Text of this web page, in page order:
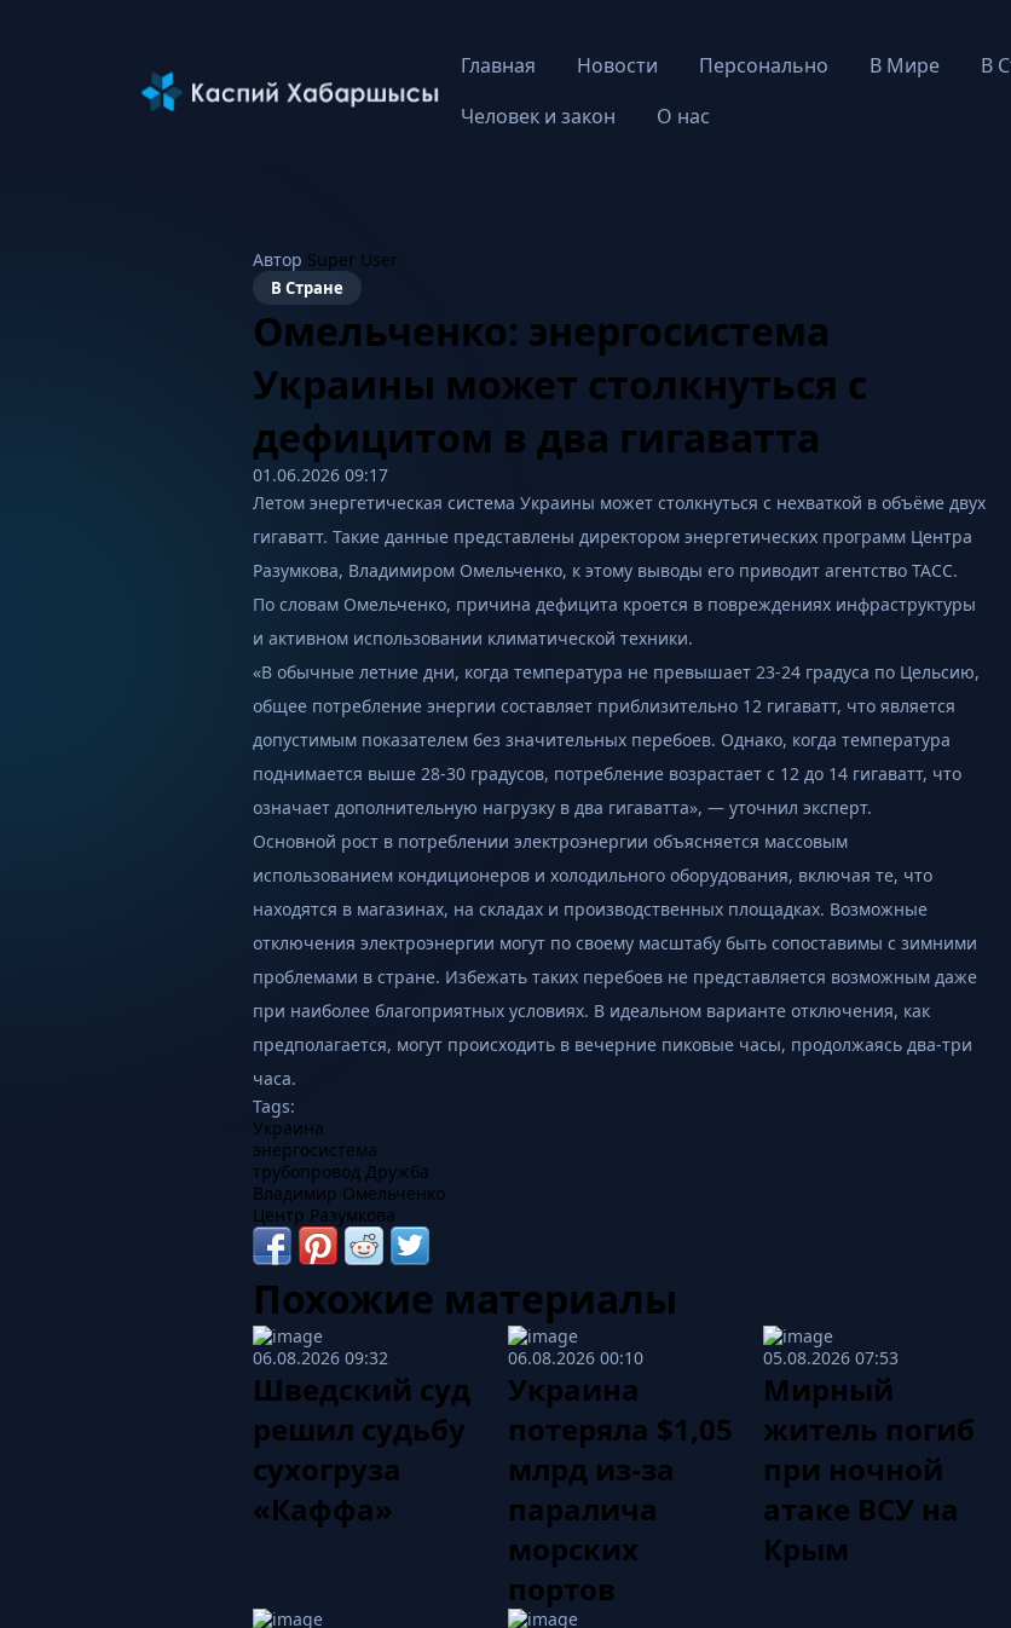
Главная Новости Персонально В Мире
В
Человек и закон
О нас
Автор Super User
В Стране
Омельченко: энергосистема
Украины может столкнуться с
дефицитом в два гигаватта
01.06.2026 09:17
Летом энергетическая система Украины может столкнуться с нехваткой в объёме двух
гигаватт. Такие данные представлены директором энергетических программ Центра
Разумкова, Владимиром Омельченко, к этому выводы его приводит агентство ТАСС.
По словам Омельченко, причина дефицита кроется в повреждениях инфраструктуры
и активном использовании климатической техники.
«В обычные летние дни, когда температура не превышает 23-24 градуса по Цельсию,
общее потребление энергии составляет приблизительно 12 гигаватт, что является
допустимым показателем без значительных перебоев. Однако, когда температура
поднимается выше 28-30 градусов, потребление возрастает с 12 до 14 гигаватт, что
означает дополнительную нагрузку в два гигаватта», — уточнил эксперт.
Основной рост в потреблении электроэнергии объясняется массовым
использованием кондиционеров и холодильного оборудования, включая те, что
находятся в магазинах, на складах и производственных площадках. Возможные
отключения электроэнергии могут по своему масштабу быть сопоставимы с зимними
проблемами в стране. Избежать таких перебоев не представляется возможным даже
при наиболее благоприятных условиях. В идеальном варианте отключения, как
предполагается, могут происходить в вечерние пиковые часы, продолжаясь два-три
часа.
Tags:
Украина
энергосистема
трубопровод Дружба
Владимир Омельченко
Центр Разумкова
Похожие материалы
06.08.2026 09:32
Шведский суд
решил судьбу
сухогруза
«Каффа»
06.08.2026 00:10
Украина
потеряла $1,05
млрд из-за
паралича
морских
портов
05.08.2026 07:53
Мирный
житель погиб
при ночной
атаке ВСУ на
Крым